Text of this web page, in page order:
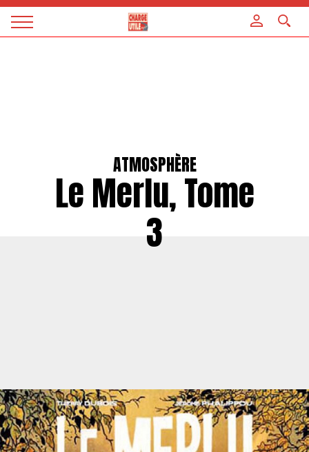
Magazine
ATMOSPHÈRE
Le Merlu, Tome
3
Panneau de gestion des cookies